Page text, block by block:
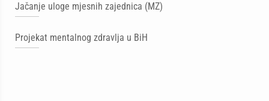
Jačanje uloge mjesnih zajednica (MZ)
Projekat mentalnog zdravlja u BiH